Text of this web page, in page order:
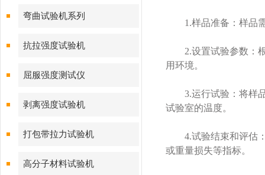
弯曲试验机系列
抗拉强度试验机
屈服强度测试仪
剥离强度试验机
打包带拉力试验机
高分子材料试验机
1.样品准备：样品需
2.设置试验参数：根
用环境。
3.运行试验：将样品
试验室的温度。
4.试验结束和评估：
或重量损失等指标。